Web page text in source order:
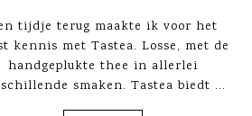
tijdje terug maakte ik voor het
kennis met Tastea. Losse, met de
handgeplukte thee in allerlei
smaken. Tastea biedt ...